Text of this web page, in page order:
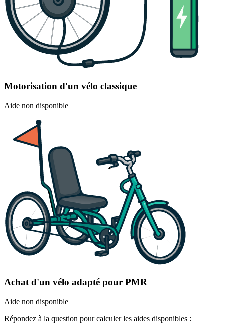
Motorisation d'un vélo classique
Aide non disponible
Achat d'un vélo adapté pour PMR
Aide non disponible
Répondez à la question pour calculer les aides disponibles :